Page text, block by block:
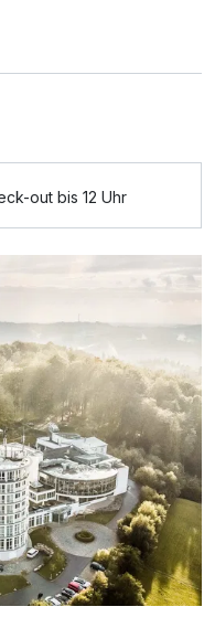
p.P. ab244,00 €
out bis 12 Uhr